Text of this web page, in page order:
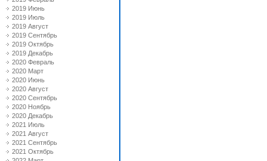
2019 Июнь
2019 Июль
2019 Август
2019 Сентябрь
2019 Октябрь
2019 Декабрь
2020 Февраль
2020 Март
2020 Июнь
2020 Август
2020 Сентябрь
2020 Ноябрь
2020 Декабрь
2021 Июль
2021 Август
2021 Сентябрь
2021 Октябрь